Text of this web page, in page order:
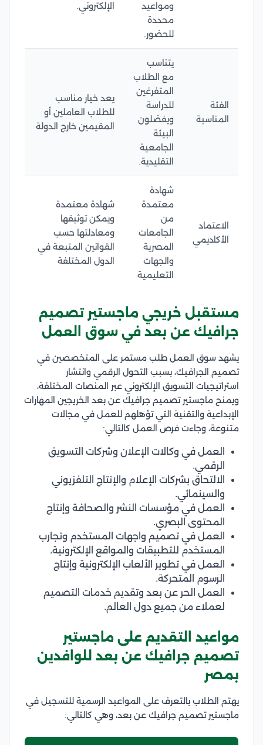
ومواعيد
محددة
للحضور.
الإلكتروني.
الفئة
المناسبة
يتناسب
مع الطلاب
المتفرغين
للدراسة
ويفضلون
البيئة
الجامعية
التقليدية.
يعد خيار مناسب
للطلاب العاملين أو
المقيمين خارج الدولة
الاعتماد
الأكاديمي
شهادة
معتمدة
من
الجامعات
المصرية
والجهات
التعليمية
شهادة معتمدة
ويمكن توثيقها
ومعادلتها حسب
القوانين المتبعة في
الدول المختلفة
مستقبل خريجي ماجستير تصميم
جرافيك عن بعد في سوق العمل
يشهد سوق العمل طلب مستمر على المتخصصين في
تصميم الجرافيك، بسبب التحول الرقمي وانتشار
استراتيجيات التسويق الإلكتروني عبر المنصات المختلفة،
ويمنح ماجستير تصميم جرافيك عن بعد الخريجين المهارات
الإبداعية والتقنية التي تؤهلهم للعمل في مجالات
متنوعة، وجاءت فرص العمل كالتالي:
العمل في وكالات الإعلان وشركات التسويق
الرقمي.
الالتحاق بشركات الإعلام والإنتاج التلفزيوني
والسينمائي.
العمل في مؤسسات النشر والصحافة وإنتاج
المحتوى البصري.
العمل في تصميم واجهات المستخدم وتجارب
المستخدم للتطبيقات والمواقع الإلكترونية.
العمل في تطوير الألعاب الإلكترونية وإنتاج
الرسوم المتحركة.
العمل الحر عن بعد وتقديم خدمات التصميم
لعملاء من جميع دول العالم.
مواعيد التقديم على ماجستير
تصميم جرافيك عن بعد للوافدين
بمصر
يهتم الطلاب بالتعرف على المواعيد الرسمية للتسجيل في
ماجستير تصميم جرافيك عن بعد، وهي كالتالي: